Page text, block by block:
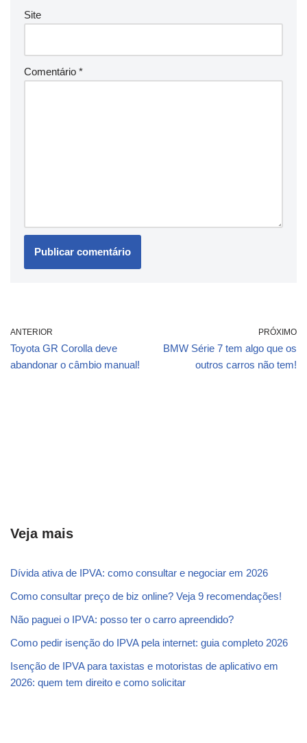
Site
Comentário *
ANTERIOR
Toyota GR Corolla deve
abandonar o câmbio manual!
PRÓXIMO
BMW Série 7 tem algo que os
outros carros não tem!
Veja mais
Dívida ativa de IPVA: como consultar e negociar em 2026
Como consultar preço de biz online? Veja 9 recomendações!
Não paguei o IPVA: posso ter o carro apreendido?
Como pedir isenção do IPVA pela internet: guia completo 2026
Isenção de IPVA para taxistas e motoristas de aplicativo em
2026: quem tem direito e como solicitar